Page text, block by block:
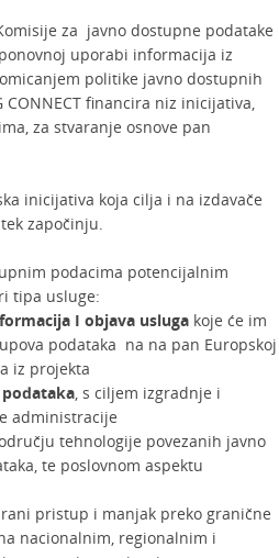
za javno dostupne podatake
uporabi informacija iz
politike javno dostupnih
financira niz inicijativa,
za stvaranje osnove pan
inicijativa koja cilja i na izdavače
započinju.
podacima potencijalnim
tipa usluge:
I objava usluga koje će im
podataka na na pan Europskoj
iz projekta
, s ciljem izgradnje i
administracije
tehnologije povezanih javno
te poslovnom aspektu
pristup i manjak preko granične
nacionalnim, regionalnim i